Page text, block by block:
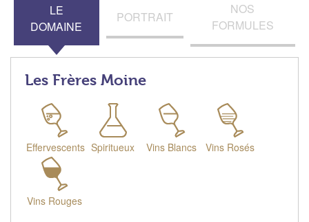
LE
DOMAINE
PORTRAIT
NOS
FORMULES
Les Frères Moine
Effervescents Spiritueux Vins Blancs Vins Rosés
Vins Rouges